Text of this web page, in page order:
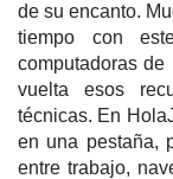
de su encanto.
tiempo con
computadoras
vuelta esos
técnicas. En
en una pestaña,
entre trabajo,